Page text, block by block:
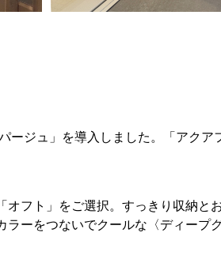
ジュ」を導入しました。「アク
フト」をご選択。すっきり収納
ーをつないでクールな〈ディープ